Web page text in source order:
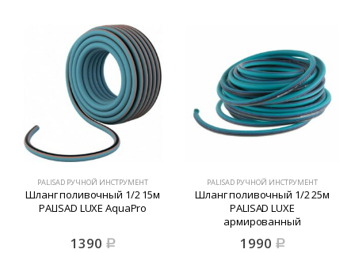
PALISAD РУЧНОЙ ИНСТРУМЕНТ
Шланг поливочный 1/2 15м
PALISAD LUXE AquaPro
1390 Р
PALISAD РУЧНОЙ ИНСТРУМЕНТ
Шланг поливочный 1/2 25м
PALISAD LUXE
армированный
1990 Р